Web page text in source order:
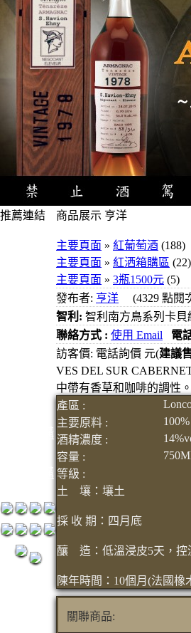
推薦連結
紅洒箱購
烈洒箱購
商品展示 亨洋
主要頁面 » 紅葡萄酒 (188)
主要頁面 » 紅洒箱購區 (22)
主要頁面 » 3瓶1500元 (5)
發布者: 亨洋 (4329 點閱
智利: 智利南方鳥系列卡貝
聯絡方式 : 使用 Email 電
訪客價: 電話詢價 元(建議
VES DEL SUR
中帶有香草和咖啡的調性
產區 :
主要原料 :
酒精濃度 :
容量 :
等級 :
土 壤：壤
採 收 期：四月底
釀 造：低溫浸皮5天，控
陳年時間：10個月(法國橡
關聯商品: